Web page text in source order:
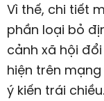
Vì thế, chi tiết
phần loại bỏ
cảnh xã hội
hiện trên
ý kiến trái chiều.